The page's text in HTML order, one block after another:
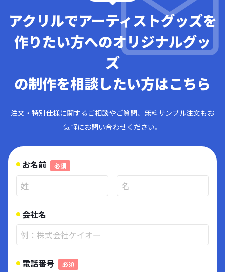
コンパクトで便利です。販売に必要な資材も揃っており、デザインデ
ータをご入稿いただくだけで、すぐにオリジナルグッズとして販売い
ただけます。
アクリルでアーティストグッズを
作りたい方へのオリジナルグッ
ズ
の制作を相談したい方はこちら
注文・特別仕様に関するご相談やご質問、無料サンプル注文もお
気軽にお問い合わせください。
お名前 必須
会社名
電話番号 必須